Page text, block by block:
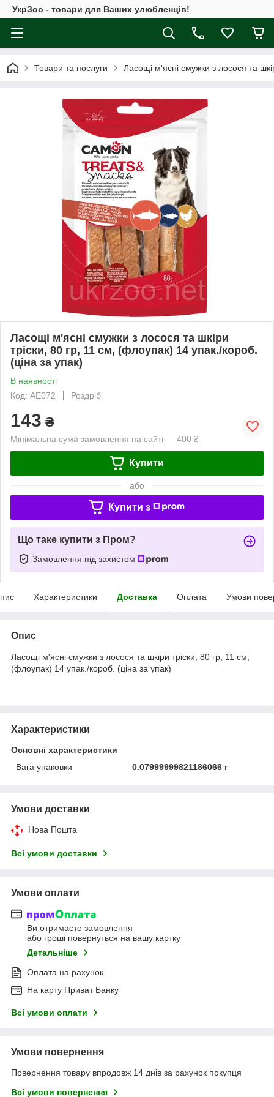
УкрЗоо - товари для Ваших улюбленців!
Товари та послуги Ласощі м'ясні смужки з лосося та
Ласощі м'ясні смужки з лосося та шкіри
тріски, 80 гр, 11 см, (флоупак) 14 упак./короб.
(ціна за упак)
В наявності
Код: AE072
Роздріб
143 ₴
Мінімальна сума замовлення на сайті — 400 ₴
Купити
або
Купити з
Що таке купити з Пром?
Замовлення під захистом
Характеристики Доставка Оплата Умови
Опис
Ласощі м'ясні смужки з лосося та шкіри тріски, 80 гр, 11 см,
(флоупак) 14 упак./короб. (ціна за упак)
Характеристики
Основні характеристики
Вага упаковки
0.07999999821186066 г
Умови доставки
Нова Пошта
Всі умови доставки
Умови оплати
Ви отримаєте замовлення
або гроші повернуться на вашу картку
Детальніше
Оплата на рахунок
На карту Приват Банку
Всі умови оплати
Умови повернення
Повернення товару впродовж 14 днів за рахунок покупця
Всі умови повернення